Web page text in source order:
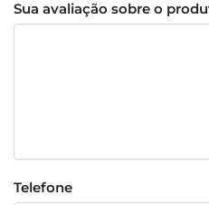
Sua avaliação sobre o
Telefone